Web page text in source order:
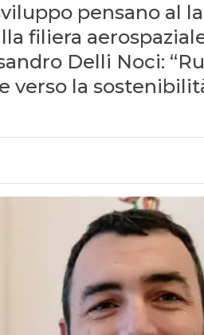
pensano al
filiera
Delli Noci:
verso la